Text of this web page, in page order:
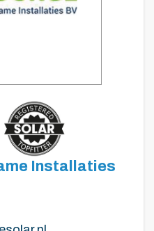
Installaties